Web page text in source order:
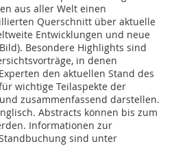
aus aller Welt einen
Querschnitt über aktuelle
Entwicklungen und neue
Bild). Besondere Highlights sind
in denen
den aktuellen Stand des
wichtige Teilaspekte der
zusammenfassend darstellen.
Abstracts können bis zum
Informationen zur
sind unter